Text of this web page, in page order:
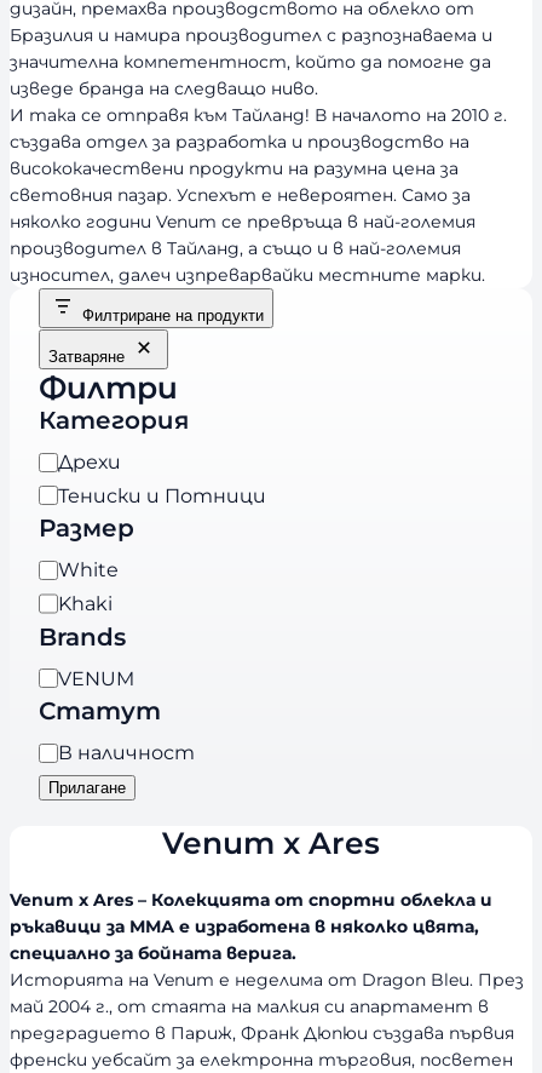
дизайн, премахва производството на облекло от
Бразилия и намира производител с разпознаваема и
значителна компетентност, който да помогне да
изведе бранда на следващо ниво.
И така се отправя към Тайланд! В началото на 2010 г.
създава отдел за разработка и производство на
висококачествени продукти на разумна цена за
световния пазар. Успехът е невероятен. Само за
няколко години Venum се превръща в най-големия
производител в Тайланд, а също и в най-големия
износител, далеч изпреварвайки местните марки.
Филтриране на продукти
Затваряне
Филтри
Категория
К
а
т
г
о
р
и
я
Дрехи
Тениски и Потници
Размер
Ц
в
я
White
Khaki
Brands
B
r
n
d
VENUM
Статут
Н
а
н
о
с
т
В наличност
Прилагане
Venum x Ares
Venum x Ares – Колекцията от спортни облекла и
ръкавици за ММА е изработена в няколко цвята,
специално за бойната верига.
Историята на Venum е неделима от Dragon Bleu. През
май 2004 г., от стаята на малкия си апартамент в
предградието в Париж, Франк Дюпюи създава първия
френски уебсайт за електронна търговия, посветен